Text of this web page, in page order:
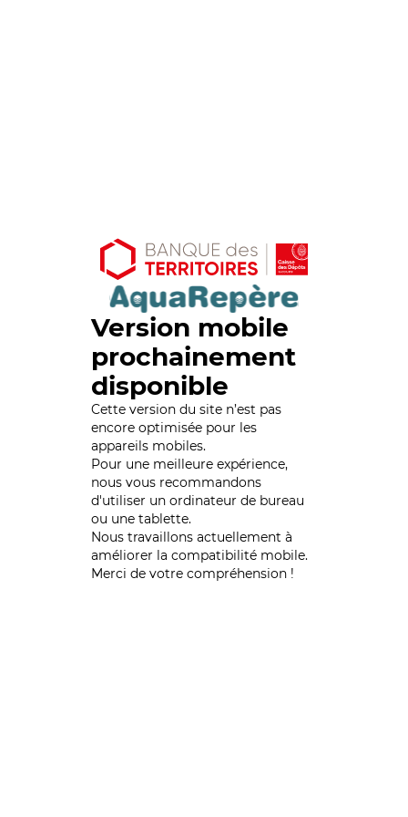
Version mobile
prochainement
disponible
Cette version du site n’est pas
encore optimisée pour les
appareils mobiles.
Pour une meilleure expérience,
nous vous recommandons
d'utiliser un ordinateur de bureau
ou une tablette.
Nous travaillons actuellement à
améliorer la compatibilité mobile.
Merci de votre compréhension !